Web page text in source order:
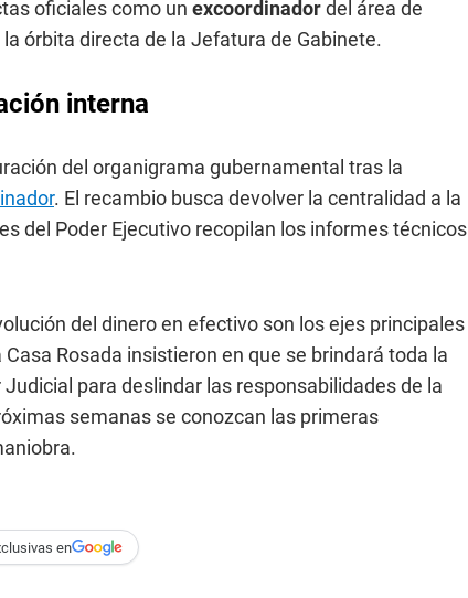
oficiales como un excoordinadordel área de
órbita directa de la Jefatura de Gabinete.
interna
del organigrama gubernamental tras la
. El recambio busca devolver la centralidad a la
del Poder Ejecutivo recopilan los informes técnicos
del dinero en efectivo son los ejes principales
Rosada insistieron en que se brindará toda la
para deslindar las responsabilidades de la
semanas se conozcan las primeras
en